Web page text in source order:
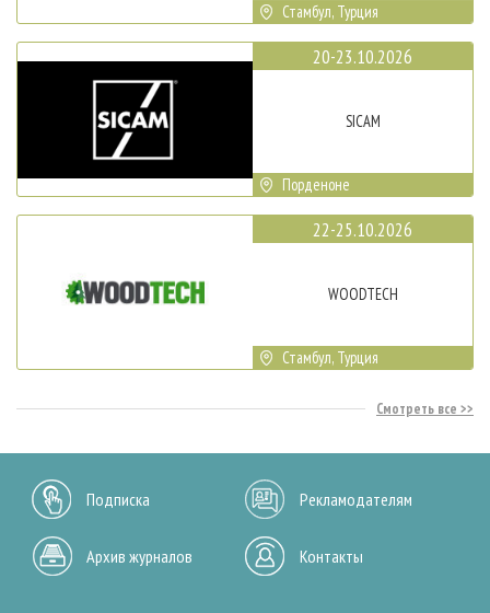
Стамбул, Турция
20-23.10.2026
SICAM
Порденоне
22-25.10.2026
WOODTECH
Стамбул, Турция
Смотреть все
Подписка Рекламодателям
Архив журналов Контакты